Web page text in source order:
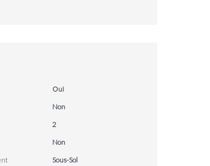
Oui
Non
2
Non
Sous-Sol